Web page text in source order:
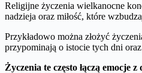
Religijne życzenia wielkanocne
nadzieja oraz miłość, które
Przykładowo można złożyć
przypominają o istocie tych dni
Życzenia te często łączą emocje